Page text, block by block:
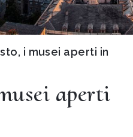
i musei aperti in
aperti